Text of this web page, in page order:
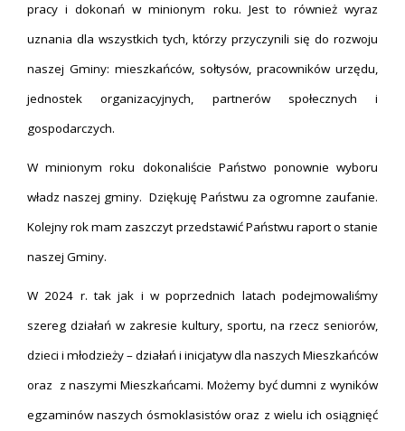
pracy i dokonań w minionym roku. Jest to również wyraz
uznania dla wszystkich tych, którzy przyczynili się do rozwoju
naszej Gminy: mieszkańców, sołtysów, pracowników urzędu,
jednostek organizacyjnych, partnerów społecznych i
gospodarczych.
W minionym roku dokonaliście Państwo ponownie wyboru
władz naszej gminy. Dziękuję Państwu za ogromne zaufanie.
Kolejny rok mam zaszczyt przedstawić Państwu raport o stanie
naszej Gminy.
W 2024 r. tak jak i w poprzednich latach podejmowaliśmy
szereg działań w zakresie kultury, sportu, na rzecz seniorów,
dzieci i młodzieży – działań i inicjatyw dla naszych Mieszkańców
oraz z naszymi Mieszkańcami. Możemy być dumni z wyników
egzaminów naszych ósmoklasistów oraz z wielu ich osiągnięć